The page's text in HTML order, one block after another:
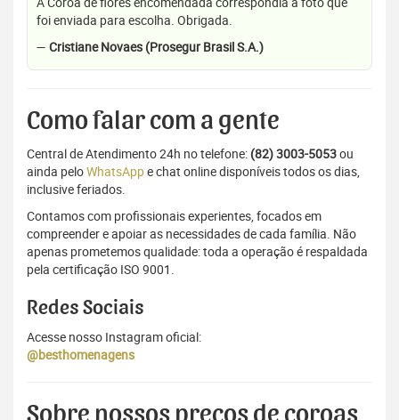
foi enviada para escolha. Obrigada.
— Cristiane Novaes (Prosegur Brasil S.A.)
Como falar com a gente
Central de Atendimento 24h no telefone: (82) 3003-5053ou
ainda peloWhatsAppe chat online disponíveis todos os dias,
inclusive feriados.
Contamos com profissionais experientes, focados em
compreender e apoiar as necessidades de cada família. Não
apenas prometemos qualidade: toda a operação é respaldada
pela certificação ISO 9001.
Redes Sociais
Acesse nosso Instagram oficial:
@besthomenagens